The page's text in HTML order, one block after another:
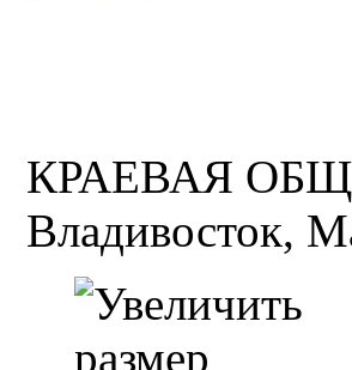
КРАЕВАЯ
Владивосток,